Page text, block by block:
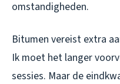
omstandigheden.
Bitumen vereist extra
Ik moet het langer
sessies. Maar de